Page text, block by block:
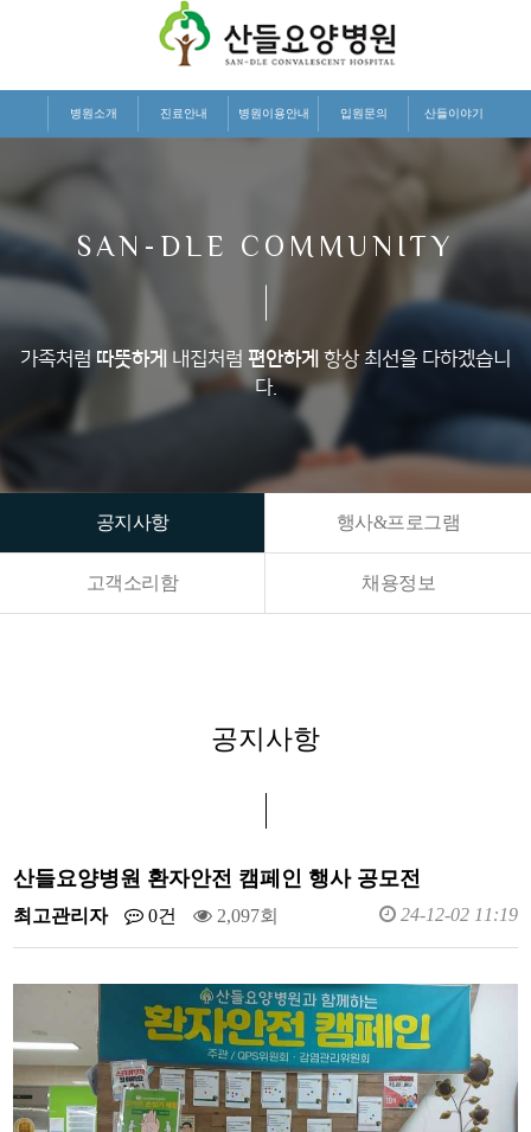
병원소개 진료안내 병원이용안내 입원문의 산들이야기
SAN-DLE COMMUNITY
가족처럼 따뜻하게 내집처럼 편안하게 항상 최선을 다하겠습니
다.
공지사항 행사&프로그램
고객소리함 채용정보
공지사항
산들요양병원 환자안전 캠페인 행사 공모전
최고관리자 0건 2,097회 24-12-02 11:19